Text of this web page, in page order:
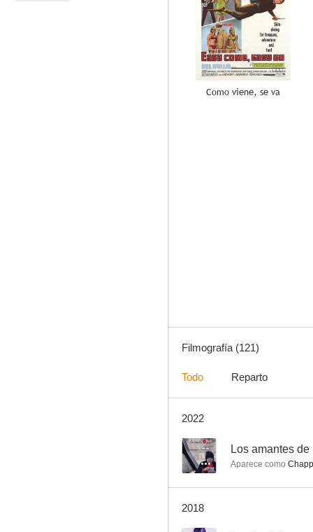
Como viene, se va
6.5
Filmografía (121)
Todo Reparto
2022
-- Los amantes de
Aparece como
2018